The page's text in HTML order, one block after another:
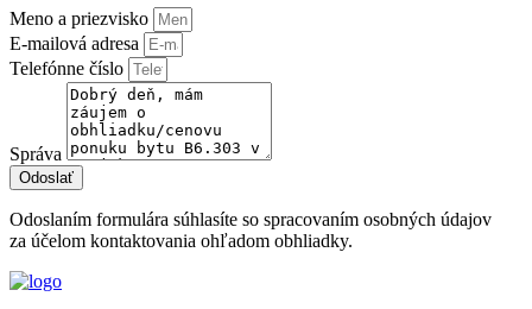
Meno a priezvisko
E-mailová adresa
Telefónne číslo
Správa
Odoslať
Odoslaním formulára súhlasíte so spracovaním osobných údajov
za účelom kontaktovania ohľadom obhliadky.